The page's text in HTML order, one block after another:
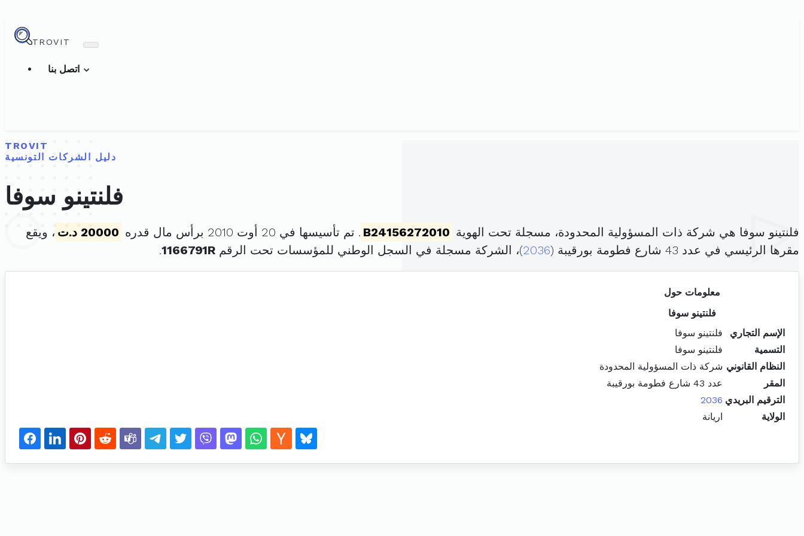
TROVIT
TROVIT
دليل الشركات التونسية
فلنتينو سوفا
فلنتينو سوفا هي شركة ذات المسؤولية المحدودة، مسجلة تحت الهوية B24156272010 . تم تأسيسها في 20 أوت 2010 برأس مال قدره 20000 د.ت
، ويقع
مقرها الرئيسي في عدد 43 شارع فطومة بورقيبة (
2036)، الشركة مسجلة في السجل الوطني للمؤسسات تحت الرقم 1166791R
.
معلومات حول
فلنتينو سوفا
الإسم التجاري
فلنتينو سوفا
التسمية
فلنتينو سوفا
النظام القانوني شركة ذات المسؤولية المحدودة
المقر
عدد 43 شارع فطومة بورقيبة
الترقيم البريدي 2036
الولاية
اريانة